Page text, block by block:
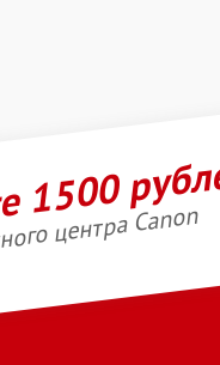
1500
центра Canon